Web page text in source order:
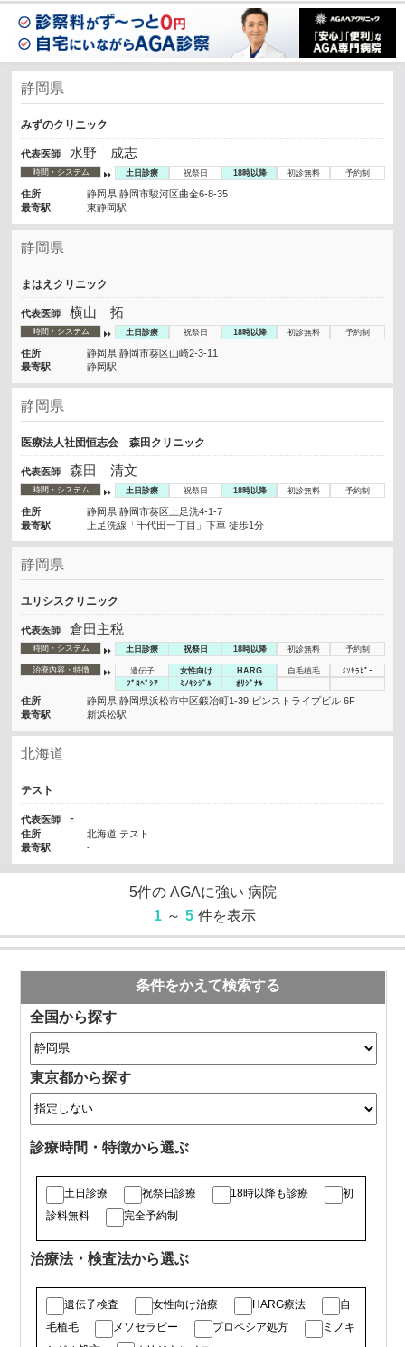
静岡県
みずのクリニック
代表医師 水野 成志
時間・システム 土日診療 祝祭日 18時以降 初診無料 予約制
住所
静岡県 静岡市駿河区曲金6-8-35
最寄駅
東静岡駅
静岡県
まはえクリニック
代表医師 横山 拓
時間・システム 土日診療 祝祭日 18時以降 初診無料 予約制
住所
静岡県 静岡市葵区山崎2-3-11
最寄駅
静岡駅
静岡県
医療法人社団恒志会 森田クリニック
代表医師 森田 清文
時間・システム 土日診療 祝祭日 18時以降 初診無料 予約制
住所
静岡県 静岡市葵区上足洗4-1-7
最寄駅
上足洗線「千代田一丁目」下車 徒歩1分
静岡県
ユリシスクリニック
代表医師 倉田主税
時間・システム 土日診療 祝祭日 18時以降 初診無料 予約制
治療内容・特徴 遺伝子 女性向け HARG 自毛植毛
ﾒｿｾﾗﾋﾟｰ
ﾌﾟﾛﾍﾟｼｱ
ﾐﾉｷｼｼﾞﾙ ｵﾘｼﾞﾅﾙ
住所
静岡県 静岡県浜松市中区鍛冶町1-39 ピンストライプビル 6F
最寄駅
新浜松駅
北海道
テスト
代表医師 -
住所
北海道 テスト
最寄駅
-
5件の AGAに強い 病院
1 ～ 5 件を表示
条件をかえて検索する
全国から探す
東京都から探す
診療時間・特徴から選ぶ
土日診療 祝祭日診療 18時以降も診療
初
診料無料
完全予約制
治療法・検査法から選ぶ
遺伝子検査 女性向け治療 HARG療法
自
毛植毛
メソセラピー プロペシア処方
ミノキ